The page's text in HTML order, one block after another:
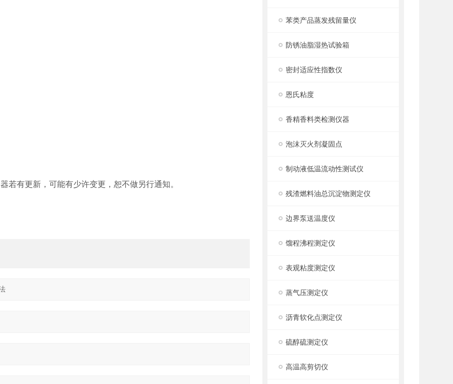
苯类产品蒸发残留量仪
防锈油脂湿热试验箱
密封适应性指数仪
恩氏粘度
香精香料类检测仪器
泡沫灭火剂凝固点
制动液低温流动性测试仪
残渣燃料油总沉淀物测定仪
边界泵送温度仪
馏程沸程测定仪
表观粘度测定仪
蒸气压测定仪
沥青软化点测定仪
硫醇硫测定仪
高温高剪切仪
若有更新，可能有少许变更，恕不做另行通知。